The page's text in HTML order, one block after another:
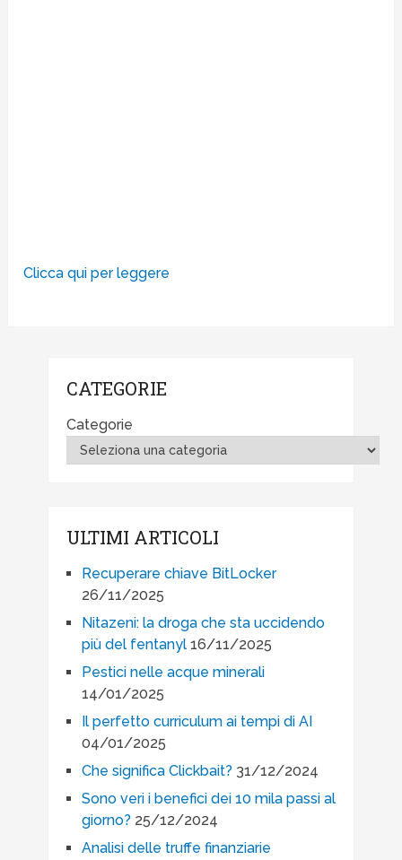
Clicca qui per leggere
CATEGORIE
Categorie
ULTIMI ARTICOLI
Recuperare chiave BitLocker
26/11/2025
Nitazeni: la droga che sta uccidendo
più del fentanyl 16/11/2025
Pestici nelle acque minerali
14/01/2025
Il perfetto curriculum ai tempi di AI
04/01/2025
Che significa Clickbait? 31/12/2024
Sono veri i benefici dei 10 mila passi al
giorno? 25/12/2024
Analisi delle truffe finanziarie